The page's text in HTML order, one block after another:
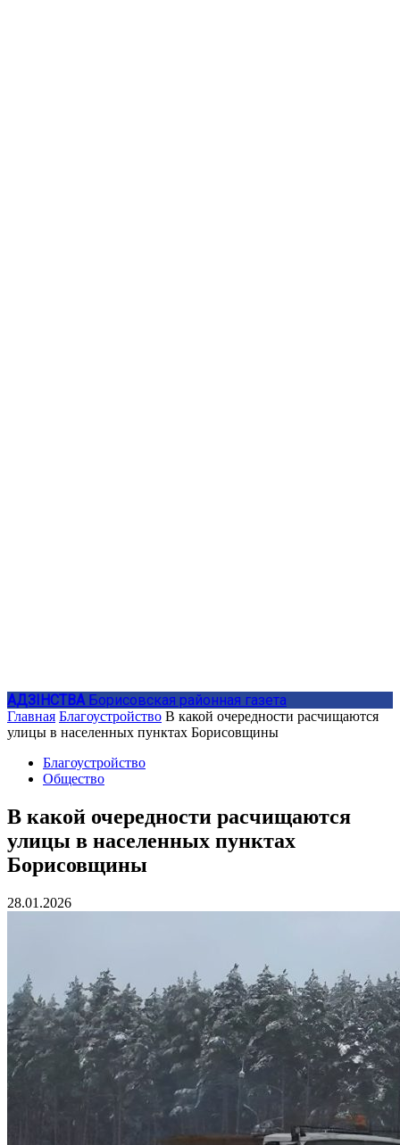
АДЗIНСТВА Борисовская районная газета
Главная Благоустройство В какой очередности расчищаются
улицы в населенных пунктах Борисовщины
Благоустройство
Общество
В какой очередности расчищаются
улицы в населенных пунктах
Борисовщины
28.01.2026